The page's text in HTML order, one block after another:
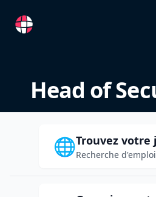
RemoteFR
Head of
🌐Trouvez votre
Recherche